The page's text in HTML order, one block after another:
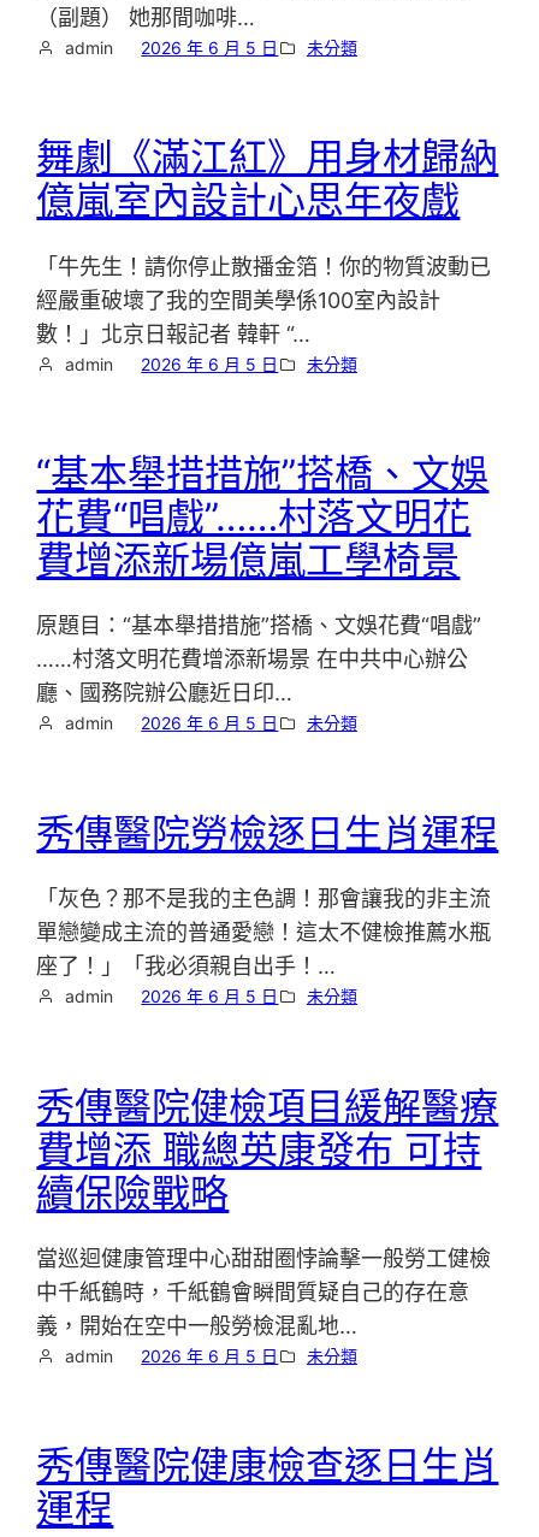
（副題） 她那間咖啡…
admin 2026 年 6 月 5 日 未分類
舞劇《滿江紅》用身材歸納
億嵐室內設計心思年夜戲
「牛先生！請你停止散播金箔！你的物質波動已
經嚴重破壞了我的空間美學係100室內設計
數！」北京日報記者 韓軒 “…
admin 2026 年 6 月 5 日 未分類
“基本舉措措施”搭橋、文娛
花費“唱戲”……村落文明花
費增添新場億嵐工學椅景
原題目：“基本舉措措施”搭橋、文娛花費“唱戲”
……村落文明花費增添新場景 在中共中心辦公
廳、國務院辦公廳近日印…
admin 2026 年 6 月 5 日 未分類
秀傳醫院勞檢逐日生肖運程
「灰色？那不是我的主色調！那會讓我的非主流
單戀變成主流的普通愛戀！這太不健檢推薦水瓶
座了！」「我必須親自出手！…
admin 2026 年 6 月 5 日 未分類
秀傳醫院健檢項目緩解醫療
費增添 職總英康發布 可持
續保險戰略
當巡迴健康管理中心甜甜圈悖論擊一般勞工健檢
中千紙鶴時，千紙鶴會瞬間質疑自己的存在意
義，開始在空中一般勞檢混亂地…
admin 2026 年 6 月 5 日 未分類
秀傳醫院健康檢查逐日生肖
運程